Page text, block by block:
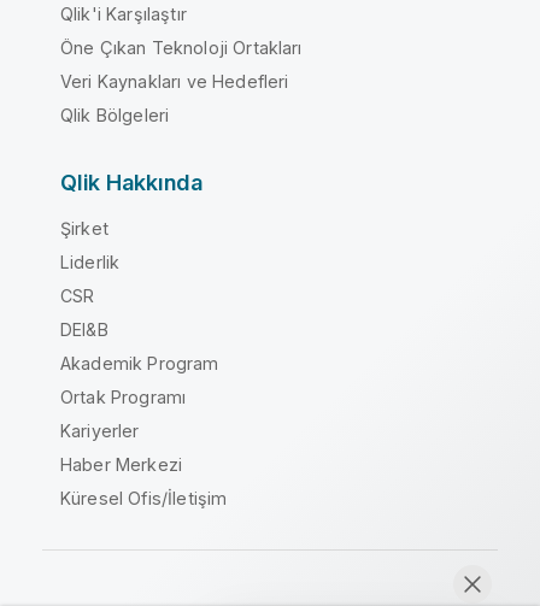
Qlik'i Karşılaştır
Öne Çıkan Teknoloji Ortakları
Veri Kaynakları ve Hedefleri
Qlik Bölgeleri
Qlik Hakkında
Şirket
Liderlik
CSR
DEI&B
Akademik Program
Ortak Programı
Kariyerler
Haber Merkezi
Küresel Ofis/İletişim